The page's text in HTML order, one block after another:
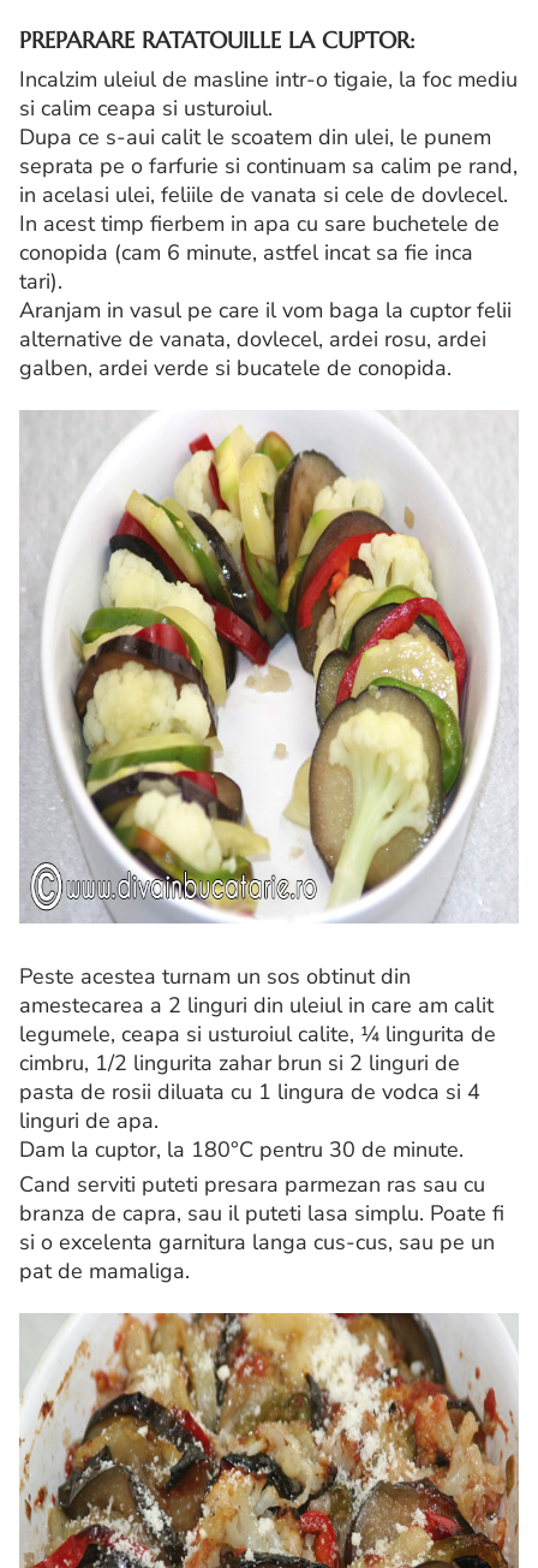
PREPARARE RATATOUILLE LA CUPTOR:
Incalzim uleiul de masline intr-o tigaie, la foc mediu
si calim ceapa si usturoiul.
Dupa ce s-aui calit le scoatem din ulei, le punem
seprata pe o farfurie si continuam sa calim pe rand,
in acelasi ulei, feliile de vanata si cele de dovlecel.
In acest timp fierbem in apa cu sare buchetele de
conopida (cam 6 minute, astfel incat sa fie inca
tari).
Aranjam in vasul pe care il vom baga la cuptor felii
alternative de vanata, dovlecel, ardei rosu, ardei
galben, ardei verde si bucatele de conopida.
Peste acestea turnam un sos obtinut din
amestecarea a 2 linguri din uleiul in care am calit
legumele, ceapa si usturoiul calite, ¼ lingurita de
cimbru, 1/2 lingurita zahar brun si 2 linguri de
pasta de rosii diluata cu 1 lingura de vodca si 4
linguri de apa.
Dam la cuptor, la 180°C pentru 30 de minute.
Cand serviti puteti presara parmezan ras sau cu
branza de capra, sau il puteti lasa simplu. Poate fi
si o excelenta garnitura langa cus-cus, sau pe un
pat de mamaliga.